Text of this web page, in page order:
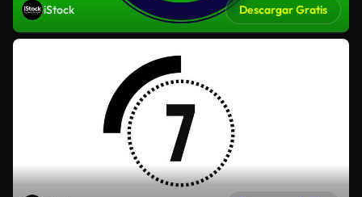
iStock Descargar Gratis